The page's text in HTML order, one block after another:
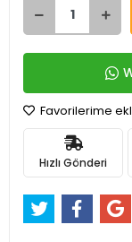
Favorilerime
Hızlı Gönderi